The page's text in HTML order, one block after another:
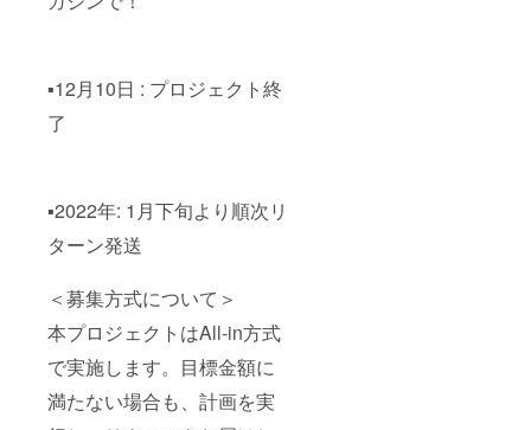
▪️12月10日 : プロジェクト終
了
▪️2022年: 1月下旬より順次リ
ターン発送
＜募集方式について＞
本プロジェクトはAll-in方式
で実施します。目標金額に
満たない場合も、計画を実